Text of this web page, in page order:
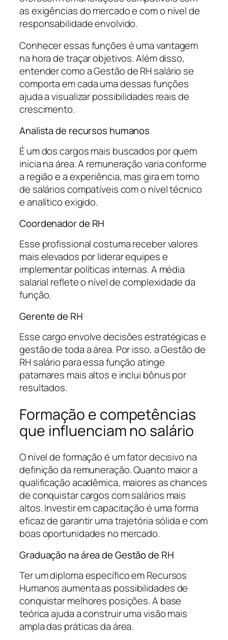
as exigências do mercado e com o nível de
responsabilidade envolvido.
Conhecer essas funções é uma vantagem
na hora de traçar objetivos. Além disso,
entender como a Gestão de RH salário se
comporta em cada uma dessas funções
ajuda a visualizar possibilidades reais de
crescimento.
Analista de recursos humanos
É um dos cargos mais buscados por quem
inicia na área. A remuneração varia conforme
a região e a experiência, mas gira em torno
de salários compatíveis com o nível técnico
e analítico exigido.
Coordenador de RH
Esse profissional costuma receber valores
mais elevados por liderar equipes e
implementar políticas internas. A média
salarial reflete o nível de complexidade da
função.
Gerente de RH
Esse cargo envolve decisões estratégicas e
gestão de toda a área. Por isso, a Gestão de
RH salário para essa função atinge
patamares mais altos e inclui bônus por
resultados.
Formação e competências
que influenciam no salário
O nível de formação é um fator decisivo na
definição da remuneração. Quanto maior a
qualificação acadêmica, maiores as chances
de conquistar cargos com salários mais
altos. Investir em capacitação é uma forma
eficaz de garantir uma trajetória sólida e com
boas oportunidades no mercado.
Graduação na área de Gestão de RH
Ter um diploma específico em Recursos
Humanos aumenta as possibilidades de
conquistar melhores posições. A base
teórica ajuda a construir uma visão mais
ampla das práticas da área.